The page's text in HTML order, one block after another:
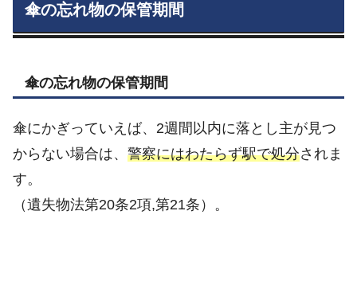
傘の忘れ物の保管期間
傘の忘れ物の保管期間
傘にかぎっていえば、2週間以内に落とし主が見つ
からない場合は、 警察にはわたらず駅で処分されま
す。
（遺失物法第20条2項,第21条）。